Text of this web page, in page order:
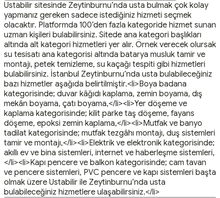
Ustabilir sitesinde Zeytinburnu’nda usta bulmak çok kolay
yapmanız gereken sadece istediğiniz hizmeti seçmek
olacaktır. Platformda 100’den fazla kategoride hizmet sunan
uzman kişileri bulabilirsiniz. Sitede ana kategori başlıkları
altında alt kategori hizmetleri yer alır. Örnek verecek olursak
su tesisatı ana kategorisi altında batarya musluk tamir ve
montajı, petek temizleme, su kaçağı tespiti gibi hizmetleri
bulabilirsiniz. İstanbul Zeytinburnu’nda usta bulabileceğiniz
bazı hizmetler aşağıda belirtilmiştir.<li>Boya badana
kategorisinde; duvar kâğıdı kaplama, zemin boyama, dış
mekân boyama, çatı boyama,</li><li>Yer döşeme ve
kaplama kategorisinde; kilit parke taş döşeme, fayans
döşeme, epoksi zemin kaplama,</li><li>Mutfak ve banyo
tadilat kategorisinde; mutfak tezgâhı montajı, duş sistemleri
tamir ve montajı,</li><li>Elektrik ve elektronik kategorisinde;
akıllı ev ve bina sistemleri, internet ve haberleşme sistemleri,
</li><li>Kapı pencere ve balkon kategorisinde; cam tavan
ve pencere sistemleri, PVC pencere ve kapı sistemleri başta
olmak üzere Ustabilir ile Zeytinburnu’nda usta
bulabileceğiniz hizmetlere ulaşabilirsiniz.</li>